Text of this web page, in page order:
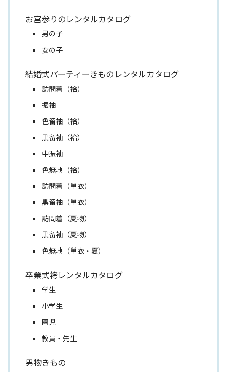
お宮参りのレンタルカタログ
男の子
女の子
結婚式パーティーきものレンタルカタログ
訪問着（袷）
振袖
色留袖（袷）
黒留袖（袷）
中振袖
色無地（袷）
訪問着（単衣）
黒留袖（単衣）
訪問着（夏物）
黒留袖（夏物）
色無地（単衣・夏）
卒業式袴レンタルカタログ
学生
小学生
園児
教員・先生
男物きもの